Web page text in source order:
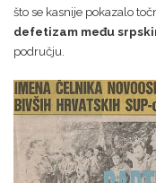
što se kasnije pokazalo
defetizam među
području.